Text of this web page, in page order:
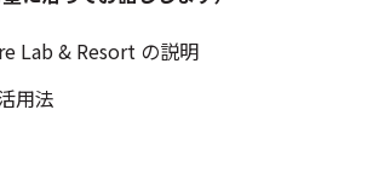
Lab & Resort の説明
用法